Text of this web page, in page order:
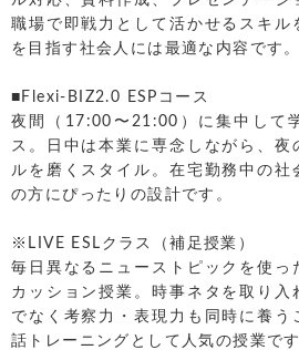
職場で即戦力として活かせるスキル
を目指す社会人には最適な内容です。
■Flexi-BIZ2.0 ESPコース
夜間（17:00〜21:00）に集中して
ス。日中は本業に専念しながら、夜
ルを磨くスタイル。在宅勤務中の社
の方にぴったりの設計です。
※LIVE ESLクラス（補足授業）
毎日異なるニューストピックを使っ
カッション授業。時事ネタを取り入
でなく考察力・表現力も同時に養う
話トレーニングとして人気の授業です